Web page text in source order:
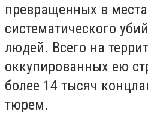
превращенных в
систематического
людей. Всего на
оккупированных ею
более 14 тысяч
тюрем.